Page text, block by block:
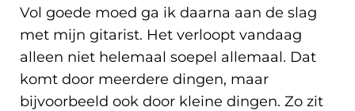
Vol goede moed ga ik daarna aan de slag
met mijn gitarist. Het verloopt vandaag
alleen niet helemaal soepel allemaal. Dat
komt door meerdere dingen, maar
bijvoorbeeld ook door kleine dingen. Zo zit